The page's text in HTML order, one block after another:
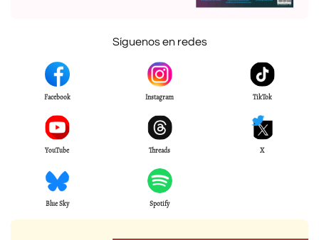
Síguenos en redes
Facebook Instagram TikTok
YouTube Threads X
Blue Sky Spotify